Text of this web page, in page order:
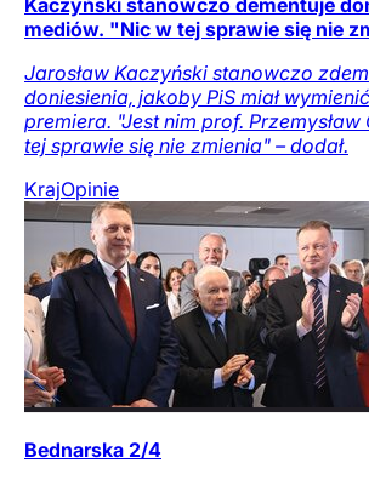
Kaczyński stanowczo dementuje
mediów. "Nic w tej sprawie się nie
Jarosław Kaczyński stanowczo
doniesienia, jakoby PiS miał
premiera. "Jest nim prof.
tej sprawie się nie zmienia" – dodał.
KrajOpinie
Bednarska 2/4